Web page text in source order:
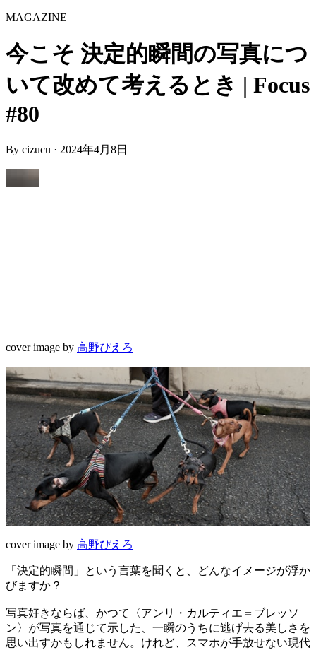
MAGAZINE
今こそ 決定的瞬間の写真につ
いて改めて考えるとき | Focus
#80
By cizucu · 2024年4月8日
cover image by 高野ぴえろ
cover image by 高野ぴえろ
「決定的瞬間」という言葉を聞くと、どんなイメージが浮か
びますか？
写真好きならば、かつて〈アンリ・カルティエ＝ブレッソ
ン〉が写真を通じて示した、一瞬のうちに逃げ去る美しさを
思い出すかもしれません。けれど、スマホが手放せない現代